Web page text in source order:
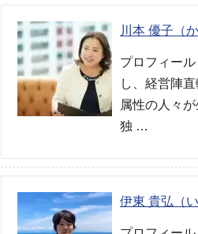
川本 優子（
プロフィー
し、経営陣
属性の人々
独 …
伊東 貴弘（